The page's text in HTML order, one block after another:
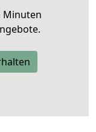
Minuten